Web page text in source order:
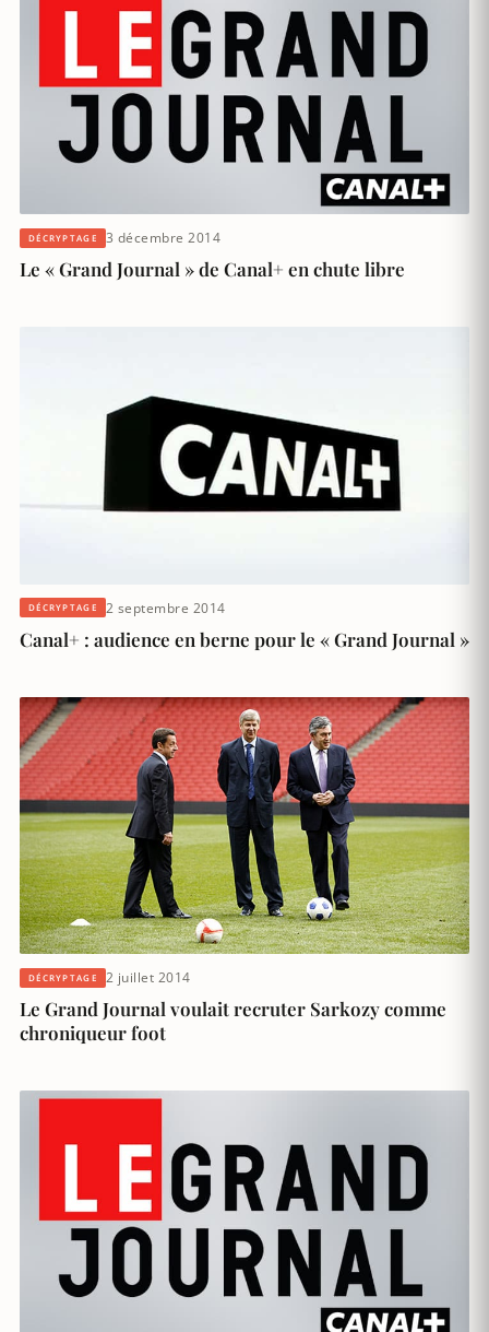
DÉCRYPTAGE 3 décembre 2014
Le « Grand Journal » de Canal+ en chute libre
DÉCRYPTAGE 2 septembre 2014
Canal+ : audience en berne pour le « Grand Journal »
DÉCRYPTAGE 2 juillet 2014
Le Grand Journal voulait recruter Sarkozy comme
chroniqueur foot